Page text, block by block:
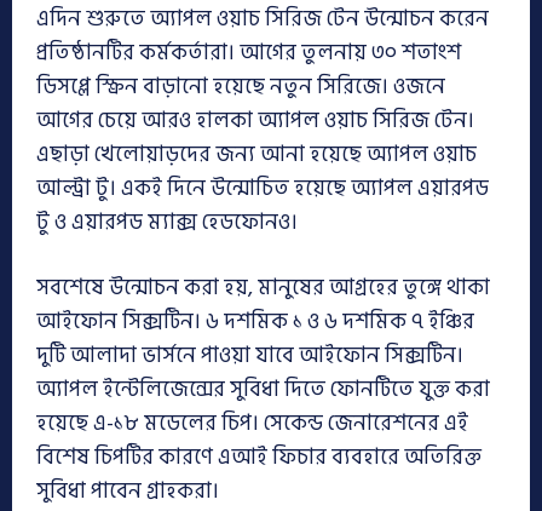
এদিন শুরুতে অ্যাপল ওয়াচ সিরিজ টেন উন্মোচন করেন
প্রতিষ্ঠানটির কর্মকর্তারা। আগের তুলনায় ৩০ শতাংশ
ডিসপ্লে স্ক্রিন বাড়ানো হয়েছে নতুন সিরিজে। ওজনে
আগের চেয়ে আরও হালকা অ্যাপল ওয়াচ সিরিজ টেন।
এছাড়া খেলোয়াড়দের জন্য আনা হয়েছে অ্যাপল ওয়াচ
আল্ট্রা টু। একই দিনে উন্মোচিত হয়েছে অ্যাপল এয়ারপড
টু ও এয়ারপড ম্যাক্স হেডফোনও।
সবশেষে উন্মোচন করা হয়, মানুষের আগ্রহের তুঙ্গে থাকা
আইফোন সিক্সটিন। ৬ দশমিক ১ ও ৬ দশমিক ৭ ইঞ্চির
দুটি আলাদা ভার্সনে পাওয়া যাবে আইফোন সিক্সটিন।
অ্যাপল ইন্টেলিজেন্সের সুবিধা দিতে ফোনটিতে যুক্ত করা
হয়েছে এ-১৮ মডেলের চিপ। সেকেন্ড জেনারেশনের এই
বিশেষ চিপটির কারণে এআই ফিচার ব্যবহারে অতিরিক্ত
সুবিধা পাবেন গ্রাহকরা।